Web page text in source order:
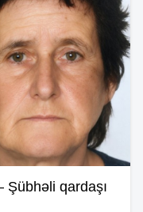
Şübhəli qardaşı